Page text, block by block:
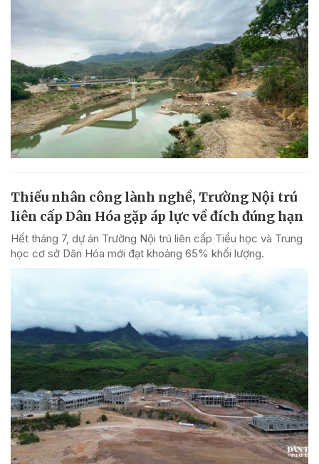
Thiếu nhân công lành nghề, Trường Nội trú
liên cấp Dân Hóa gặp áp lực về đích đúng hạn
Hết tháng 7, dự án Trường Nội trú liên cấp Tiểu học và Trung
học cơ sở Dân Hóa mới đạt khoảng 65% khối lượng.